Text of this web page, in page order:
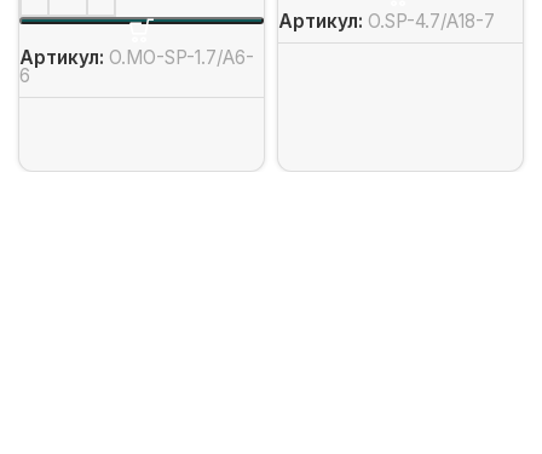
Артикул: O.MO-SP-1.7/А6-
6
Артикул: O.SP-4.7/А18-7